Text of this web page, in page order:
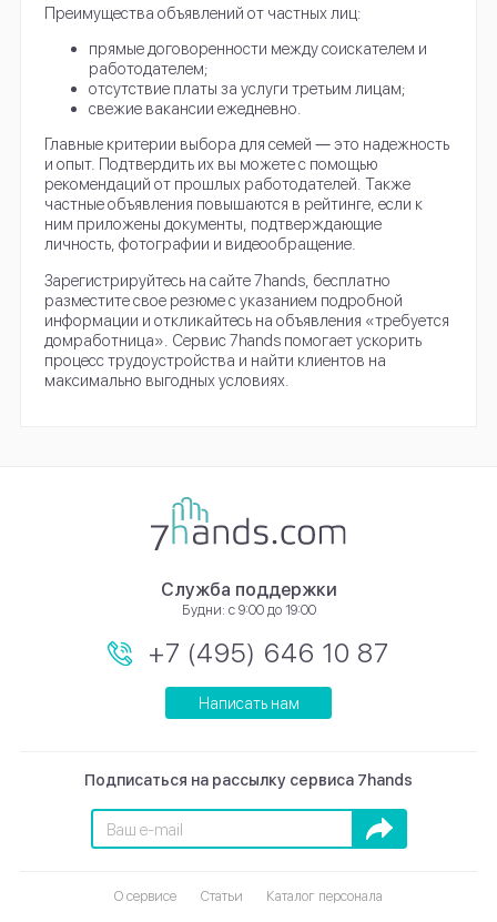
Преимущества объявлений от частных лиц:
прямые договоренности между соискателем и
работодателем;
отсутствие платы за услуги третьим лицам;
свежие вакансии ежедневно.
Главные критерии выбора для семей ― это надежность
и опыт. Подтвердить их вы можете с помощью
рекомендаций от прошлых работодателей. Также
частные объявления повышаются в рейтинге, если к
ним приложены документы, подтверждающие
личность, фотографии и видеообращение.
Зарегистрируйтесь на сайте 7hands, бесплатно
разместите свое резюме с указанием подробной
информации и откликайтесь на объявления «требуется
домработница». Сервис 7hands помогает ускорить
процесс трудоустройства и найти клиентов на
максимально выгодных условиях.
Подписаться на рассылку сервиса 7hands
Подписаться
Служба поддержки
Будни: с 9:00 до 19:00
+7 (495) 646 10 87
Написать нам
О сервисе Статьи Каталог персонала